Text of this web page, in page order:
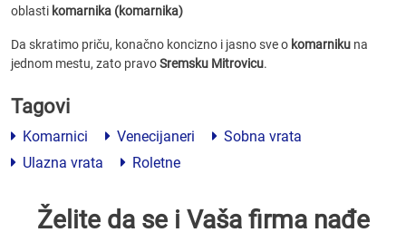
oblasti komarnika (komarnika)
Da skratimo priču, konačno koncizno i jasno sve o komarniku na
jednom mestu, zato pravoSremsku Mitrovicu.
Tagovi
Komarnici Venecijaneri
Sobna vrata
Ulazna vrata
Roletne
Želite da se i Vaša firma nađe